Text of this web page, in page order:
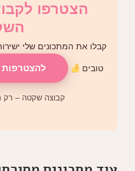
הצטרפו
קבלו את המתכונים שלי
טובים להצטרפות
קבוצה שקטה – רק